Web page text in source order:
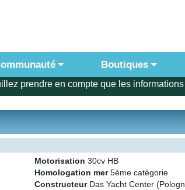
Boutiques
prendre en compte que les
Motorisation 30cv HB
Homologation mer 5ème catégorie
Constructeur Das Yacht Center